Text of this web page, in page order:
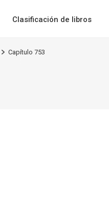
Clasificación de libros
Capítulo 753